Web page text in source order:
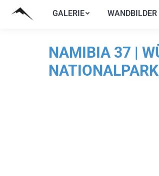
GALERIE WANDBILDER
NAMIBIA 37 |
GALERIE WANDBILDER